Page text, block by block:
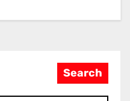
Search